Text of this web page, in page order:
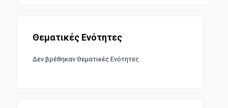
Θεματικές Ενότητες
Δεν βρέθηκαν Θεματικές Ενότητες